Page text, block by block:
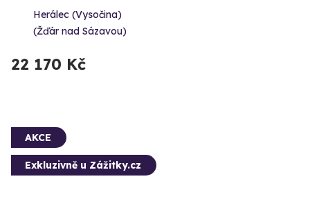
Herálec (Vysočina)
(Žďár nad Sázavou)
22 170 Kč
AKCE
Exkluzivně u Zážitky.cz